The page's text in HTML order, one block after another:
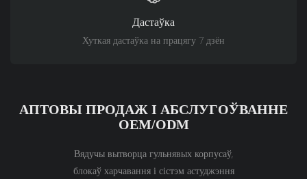
Дастаўка
Хуткая дастаўка на працягу 7 дзён
АПТОВЫ ПРОДАЖ І АБСЛУГОЎВАННЕ
OEM/ODM
Вядучы вытворца гульнявых корпусаў,
блокаў харчавання і сістэм астуджэння